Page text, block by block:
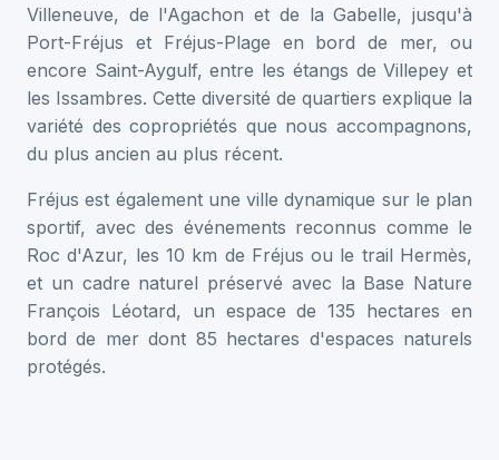
Villeneuve, de l'Agachon et de la Gabelle, jusqu'à
Port-Fréjus et Fréjus-Plage en bord de mer, ou
encore Saint-Aygulf, entre les étangs de Villepey et
les Issambres. Cette diversité de quartiers explique la
variété des copropriétés que nous accompagnons,
du plus ancien au plus récent.
Fréjus est également une ville dynamique sur le plan
sportif, avec des événements reconnus comme le
Roc d'Azur, les 10 km de Fréjus ou le trail Hermès,
et un cadre naturel préservé avec la Base Nature
François Léotard, un espace de 135 hectares en
bord de mer dont 85 hectares d'espaces naturels
protégés.